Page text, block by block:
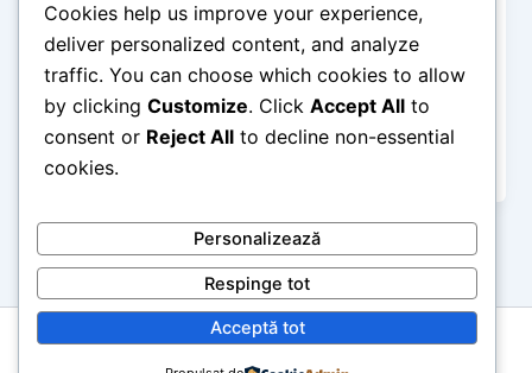
colecție
retropedia mai 29, 2026
Timp de citire: 5 minute Pământul Botoșaniului poartă
o încărcătură culturală unică, fiind locul care l-a dat
culturii noastre pe […]
Copyright © 2026 retropedia.ro
Cookies help us improve your experience,
deliver personalized content, and analyze
traffic. You can choose which cookies to allow
by clicking Customize. Click Accept All to
consent or Reject All to decline non-essential
cookies.
Personalizează
Respinge tot
Acceptă tot